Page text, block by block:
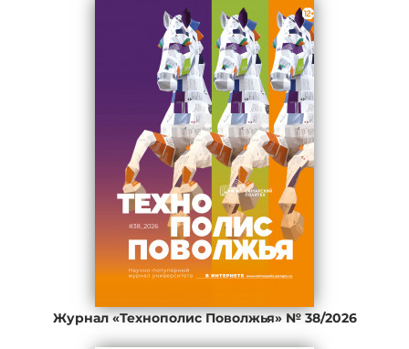
Журнал «Технополис Поволжья» № 38/2026